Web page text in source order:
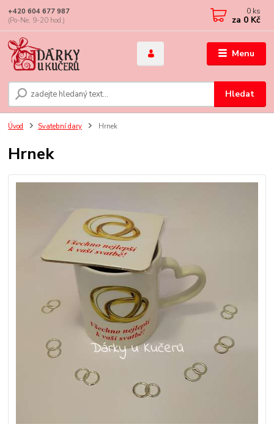
Menu
Hledat
+420 604 677 987
(Po-Ne, 9-20 hod.)
0 ks
za 0 Kč
Úvod Svatební dary Hrnek
Hrnek